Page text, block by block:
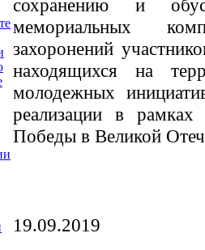
сохранению и
мемориальных
захоронений
находящихся на
молодежных
реализации в
Победы в Великой
19.09.2019